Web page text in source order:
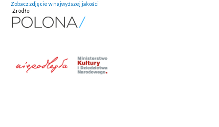
Zobacz zdjęcie w najwyższej jakości
Źródło